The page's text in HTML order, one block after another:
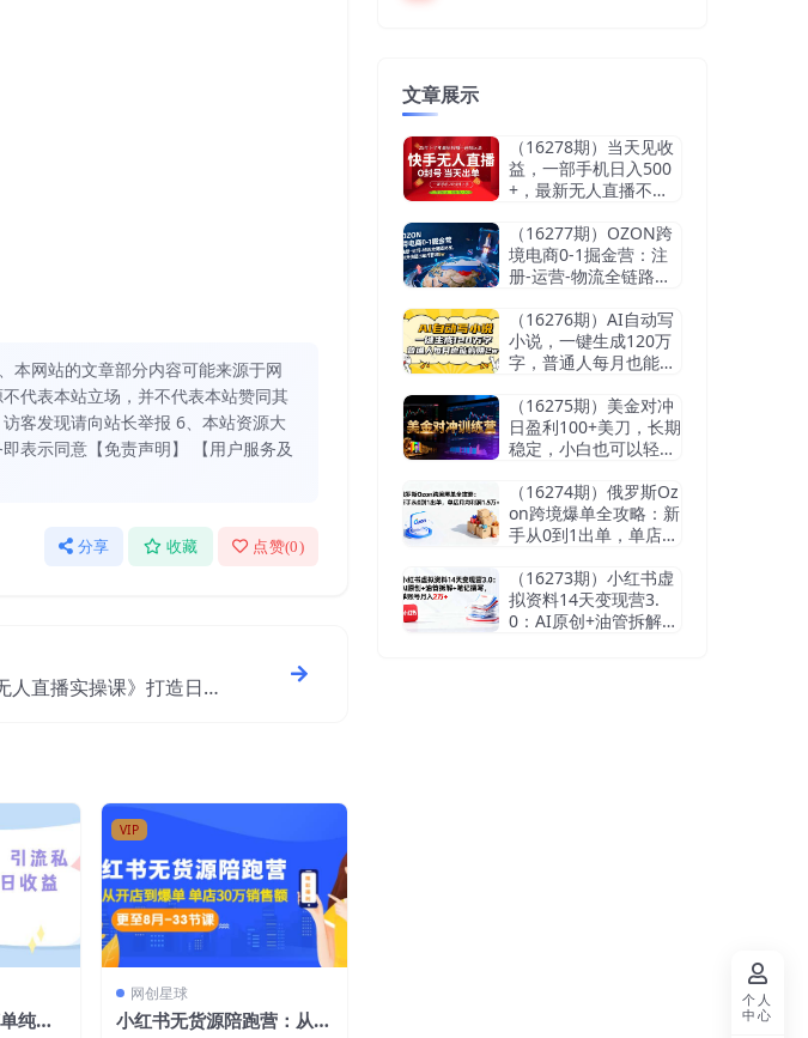
网站的文章部分内容可能来源于网
代表本站立场，并不代表本站赞同其
客发现请向站长举报 6、本站资源大
表示同意【免责声明】 【用户服务及
分享 收藏 点赞(0)
人直播实操课》打造日不
纯原
VIP
网创星球
小红书无货源陪跑营：从0-
文章展示
（16278期）当天见收
益，一部手机日入500
+，最新无人直播不违
（16277期）OZON跨
境电商0-1掘金营：注
册-运营-物流全链路体
收8w
（16276期）AI自动写
小说，一键生成120万
字，普通人每月也能躺
（16275期）美金对冲
日盈利100+美刀，长期
稳定，小白也可以轻松
（16274期）俄罗斯Oz
on跨境爆单全攻略：新
手从0到1出单，单店月
（16273期）小红书虚
拟资料14天变现营3.
0：AI原创+油管拆解
个人
中心